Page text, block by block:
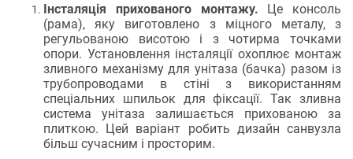
Інсталяція прихованого монтажу. Це консоль
(рама), яку виготовлено з міцного металу, з
регульованою висотою і з чотирма точками
опори. Установлення інсталяції охоплює монтаж
зливного механізму для унітаза (бачка) разом із
трубопроводами в стіні з використанням
спеціальних шпильок для фіксації. Так зливна
система унітаза залишається прихованою за
плиткою. Цей варіант робить дизайн санвузла
більш сучасним і просторим.